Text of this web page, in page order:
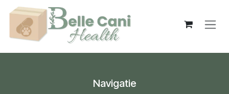
Overslaan naar inhoud
Navigatie